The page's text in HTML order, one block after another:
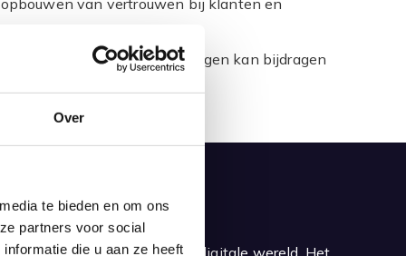
Over
te bieden en om ons
partners voor social
die u aan ze heeft
gepersonaliseerde oplossingen kan bijdragen
aspect geworden van de digitale wereld. Het